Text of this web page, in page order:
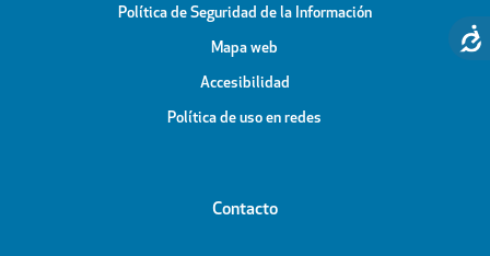
Política de Seguridad de la Información
Mapa web
Accesibilidad
Política de uso en redes
Contacto